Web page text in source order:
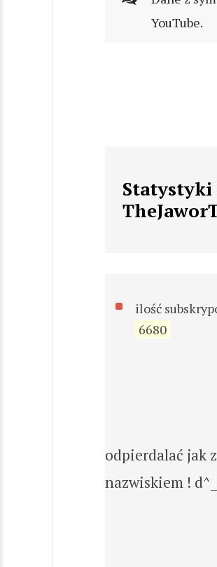
YouTube.
Statystyki
ilość
6680
odpierdalać jak
nazwiskiem !